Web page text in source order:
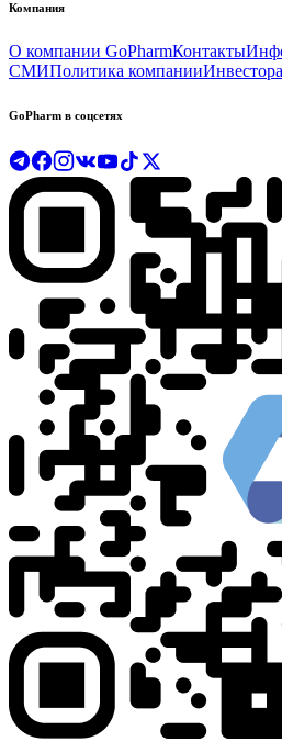
Компания
О компании GoPharmКонтакты
СМИПолитика компании
GoPharm в соцсетях